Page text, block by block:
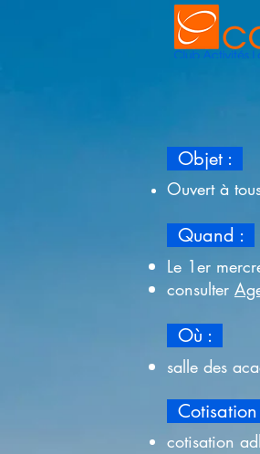
Objet :
Ouvert à
Quand :
Le 1er
consulter
Où :
salle des
cotisation